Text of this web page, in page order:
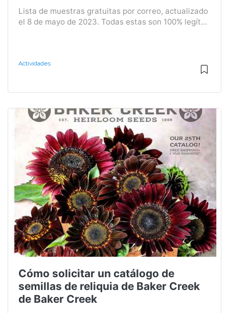
Lista de muestras gratuitas por correo, actualizado
el 8 de mayo de 2023. Todas estas son 100% legít...
Actividades
Cómo solicitar un catálogo de
semillas de reliquia de Baker Creek
de Baker Creek